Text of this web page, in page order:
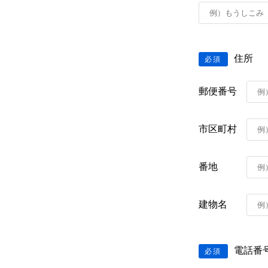
必須 住所
郵便番号
市区町村
番地
建物名
必須 電話番